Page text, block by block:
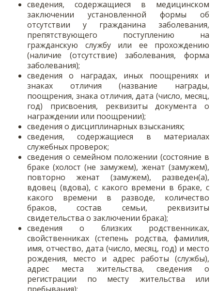
сведения, содержащиеся в медицинском
заключении установленной формы об
отсутствии у гражданина заболевания,
препятствующего поступлению на
гражданскую службу или ее прохождению
(наличие (отсутствие) заболевания, форма
заболевания);
сведения о наградах, иных поощрениях и
знаках отличия (название награды,
поощрения, знака отличия, дата (число, месяц,
год) присвоения, реквизиты документа о
награждении или поощрении);
сведения о дисциплинарных взысканиях;
сведения, содержащиеся в материалах
служебных проверок;
сведения о семейном положении (состояние в
браке (холост (не замужем), женат (замужем),
повторно женат (замужем), разведен(а),
вдовец (вдова), с какого времени в браке, с
какого времени в разводе, количество
браков, состав семьи, реквизиты
свидетельства о заключении брака);
сведения о близких родственниках,
свойственниках (степень родства, фамилия,
имя, отчество, дата (число, месяц, год) и место
рождения, место и адрес работы (службы),
адрес места жительства, сведения о
регистрации по месту жительства или